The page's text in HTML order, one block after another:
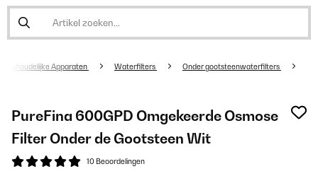
Huishoudelijke Apparaten Waterfilters Onder gootsteenwaterfilters
PureFina 600GPD Omgekeerde Osmose
Filter Onder de Gootsteen Wit
10 Beoordelingen